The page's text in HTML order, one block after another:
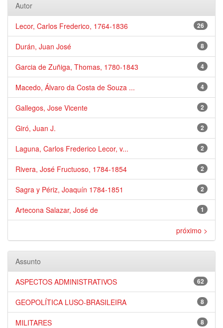
Autor
26
Lecor, Carlos Frederico, 1764-1836
8
Durán, Juan José
4
Garcia de Zuñiga, Thomas, 1780-1843
4
Macedo, Álvaro da Costa de Souza ...
2
Gallegos, Jose Vicente
2
Giró, Juan J.
2
Laguna, Carlos Frederico Lecor, v...
2
Rivera, José Fructuoso, 1784-1854
2
Sagra y Périz, Joaquín 1784-1851
1
Artecona Salazar, José de
próximo >
Assunto
62
ASPECTOS ADMINISTRATIVOS
8
GEOPOLÍTICA LUSO-BRASILEIRA
8
MILITARES